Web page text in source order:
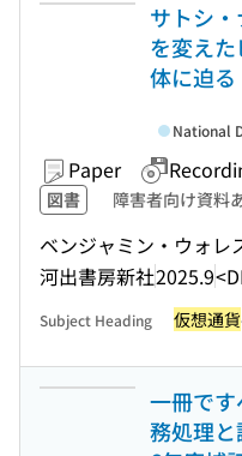
サトシ
を変え
体に迫る
Paper
図書 障害者向け資料
ベンジャミン・ウォレ
河出書房新社2025.9
National
Subject Heading 仮想通貨
一冊で
務処理